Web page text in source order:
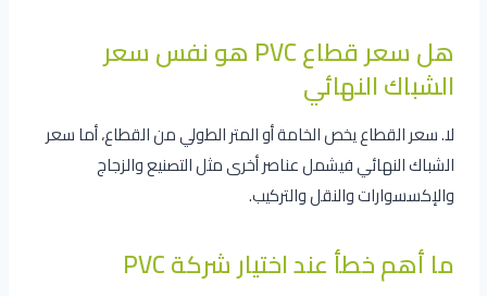
هل سعر قطاع PVC هو نفس سعر
الشباك النهائي
لا. سعر القطاع يخص الخامة أو المتر الطولي من القطاع، أما سعر
الشباك النهائي فيشمل عناصر أخرى مثل التصنيع والزجاج
والإكسسوارات والنقل والتركيب.
ما أهم خطأ عند اختيار شركة PVC